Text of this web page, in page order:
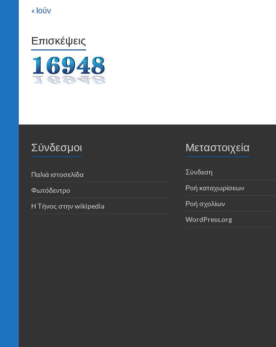
« Ιούν
Επισκέψεις
Σύνδεσμοι
Παλιά ιστοσελίδα
Φωτόδεντρο
Η Τήνος στην wikipedia
Μεταστοιχεία
Σύνδεση
Ροή καταχωρίσεων
Ροή σχολίων
WordPress.org